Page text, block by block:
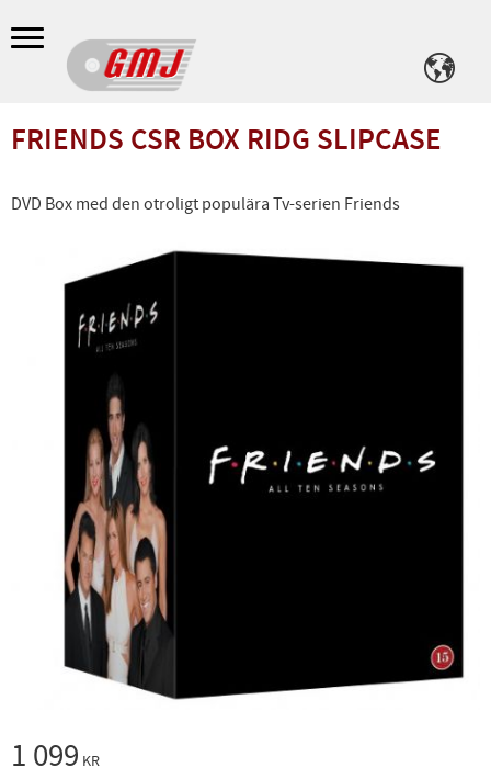
Meny
FRIENDS CSR BOX RIDG SLIPCASE
DVD Box med den otroligt populära Tv-serien Friends
1 099 KR